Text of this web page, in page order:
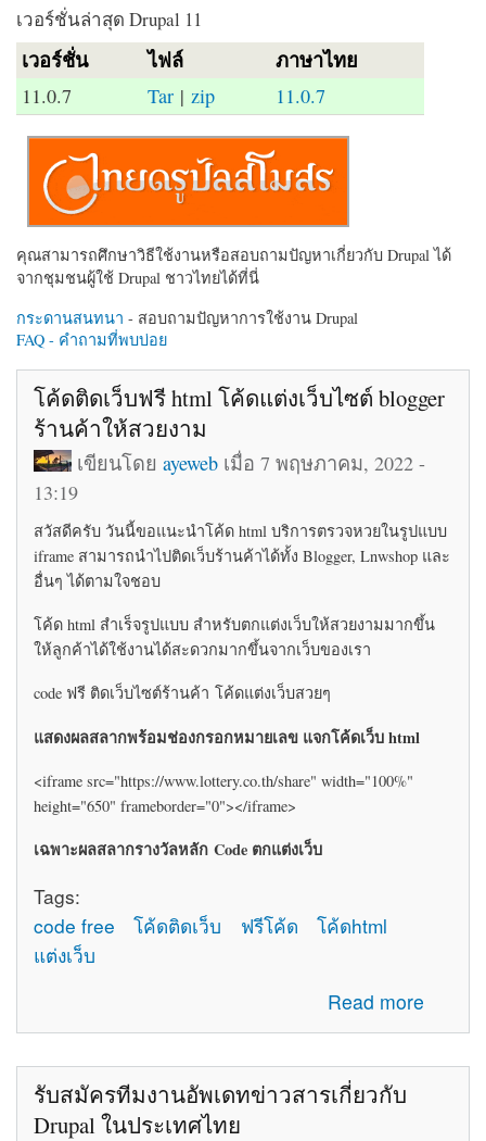
เวอร์ชั่นล่าสุด Drupal 11
เวอร์ชั่น ไฟล์ ภาษาไทย
11.0.7 Tar | zip 11.0.7
คุณสามารถศึกษาวิธีใช้งานหรือสอบถามปัญหาเกี่ยวกับ Drupal ได้
จากชุมชนผู้ใช้ Drupal ชาวไทยได้ที่นี่
กระดานสนทนา - สอบถามปัญหาการใช้งาน Drupal
FAQ - คำถามที่พบบ่อย
โค้ดติดเว็บฟรี html โค้ดแต่งเว็บไซต์ blogger
ร้านค้าให้สวยงาม
เขียนโดยayeweb เมื่อ 7 พฤษภาคม, 2022 -
13:19
สวัสดีครับ วันนี้ขอแนะนำโค้ด html บริการตรวจหวยในรูปแบบ
iframe สามารถนำไปติดเว็บร้านค้าได้ทั้ง Blogger, Lnwshop และ
อื่นๆ ได้ตามใจชอบ
โค้ด html สำเร็จรูปแบบ สำหรับตกแต่งเว็บให้สวยงามมากขึ้น
ให้ลูกค้าได้ใช้งานได้สะดวกมากขึ้นจากเว็บของเรา
code ฟรี ติดเว็บไซต์ร้านค้า โค้ดแต่งเว็บสวยๆ
แสดงผลสลากพร้อมช่องกรอกหมายเลข แจกโค้ดเว็บ html
<iframe src="https://www.lottery.co.th/share" width="100%"
height="650" frameborder="0"></iframe>
เฉพาะผลสลากรางวัลหลัก Code ตกแต่งเว็บ
Tags:
code free
โค้ดติดเว็บ ฟรีโค้ด
โค้ดhtml
แต่งเว็บ
Read more
about โค้ดติดเว็บฟรี html โค้ดแต่งเว็บไซต์ blogger ร้านค้า
ให้สวยงาม
รับสมัครทีมงานอัพเดทข่าวสารเกี่ยวกับ
Drupal ในประเทศไทย